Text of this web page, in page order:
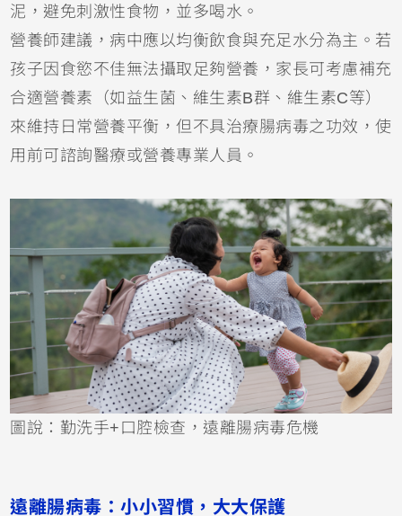
泥，避免刺激性食物，並多喝水。
營養師建議，病中應以均衡飲食與充足水分為主。若
孩子因食慾不佳無法攝取足夠營養，家長可考慮補充
合適營養素（如益生菌、維生素B群、維生素C等）
來維持日常營養平衡，但不具治療腸病毒之功效，使
用前可諮詢醫療或營養專業人員。
圖說：勤洗手+口腔檢查，遠離腸病毒危機
遠離腸病毒：小小習慣，大大保護